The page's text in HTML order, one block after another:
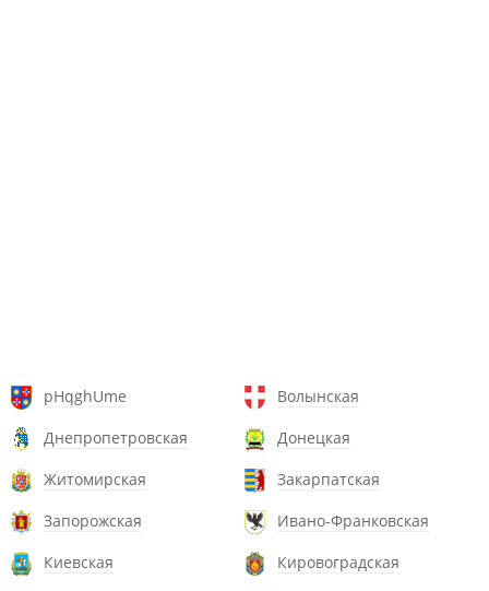
pHqghUme
Волынская
Днепропетровская
Донецкая
Житомирская
Закарпатская
Запорожская
Ивано-Франковская
Киевская
Кировоградская